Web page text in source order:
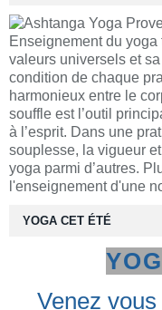
Enseignement du
valeurs universels et
condition de chaque
harmonieux entre le
souffle est l’outil
à l’esprit. Dans une
souplesse, la vigueur
yoga parmi d’autres.
l'enseignement d'une
YOGA CET ÉTÉ
Venez